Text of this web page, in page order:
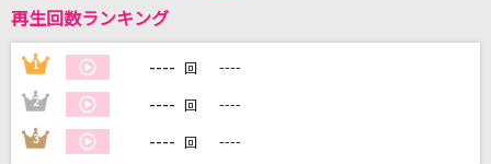
再生回数ランキング
1 ---- 回 ----
2 ---- 回 ----
3 ---- 回 ----